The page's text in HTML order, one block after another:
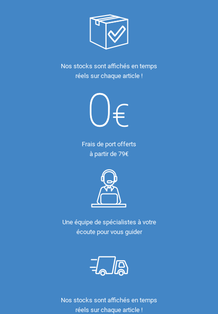
Nos stocks sont affichés en temps
réels sur chaque article !
Frais de port offerts
à partir de 79€
Une équipe de spécialistes à votre
écoute pour vous guider
Nos stocks sont affichés en temps
réels sur chaque article !